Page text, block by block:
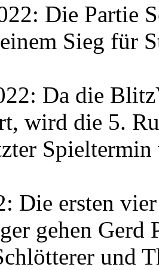
Die Partie
einem Sieg für
Da die
wird die 5.
Spieltermin
Die ersten
gehen Gerd
und